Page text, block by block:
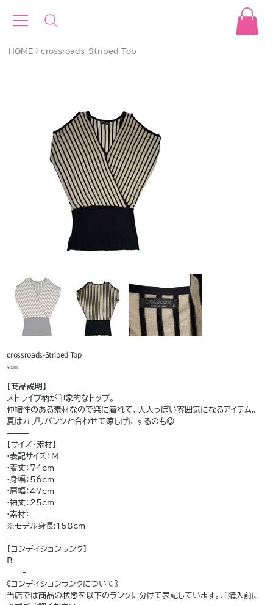
HOME > crossroads-Striped Top
crossroads-Striped Top
価
￥12,990
【商品説明】
ストライプ柄が印象的なトップ。
伸縮性のある素材なので楽に着れて、大人っぽい雰囲気になるアイテム。
夏はカプリパンツと合わせて涼しげにするのも◎
⸻
【サイズ・素材】
•表記サイズ：M
•着丈：74cm
•身幅：56cm
•肩幅：47cm
•袖丈：25cm
•素材：
※モデル身長:158cm
⸻
【コンディションランク】
B
——-
《コンディションランクについて》
当店では商品の状態を以下のランクに分けて表記しています。ご購入前に